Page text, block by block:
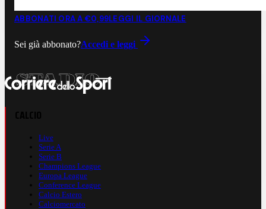
ABBONATI ORA A €0,99LEGGI IL GIORNALE
Sei già abbonato?Accedi e leggi
Live
Serie A
Serie B
Champions League
Europa League
Conference League
Calcio Estero
Calciomercato